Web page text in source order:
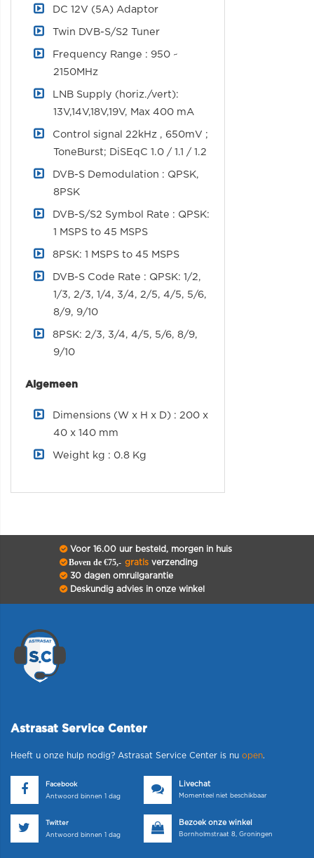
DC 12V (5A) Adaptor
Twin DVB-S/S2 Tuner
Frequency Range : 950 ~
2150MHz
LNB Supply (horiz./vert):
13V,14V,18V,19V, Max 400 mA
Control signal 22kHz , 650mV ;
ToneBurst; DiSEqC 1.0 / 1.1 / 1.2
DVB-S Demodulation : QPSK,
8PSK
DVB-S/S2 Symbol Rate : QPSK:
1 MSPS to 45 MSPS
8PSK: 1 MSPS to 45 MSPS
DVB-S Code Rate : QPSK: 1/2,
1/3, 2/3, 1/4, 3/4, 2/5, 4/5, 5/6,
8/9, 9/10
8PSK: 2/3, 3/4, 4/5, 5/6, 8/9,
9/10
Algemeen
Dimensions (W x H x D) : 200 x
40 x 140 mm
Weight kg : 0.8 Kg
Voor 16.00 uur besteld, morgen in huis
Boven de €75,- gratisverzending
30 dagen omruilgarantie
Deskundig advies in onze winkel
Astrasat Service Center
Heeft u onze hulp nodig? Astrasat Service Center is nu open.
Facebook
Antwoord binnen 1 dag
Livechat
Momenteel niet beschikbaar
Twitter
Antwoord binnen 1 dag
Bezoek onze winkel
Bornholmstraat 8, Groningen